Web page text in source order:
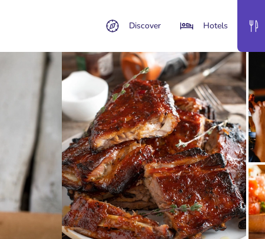
Discover Hotels